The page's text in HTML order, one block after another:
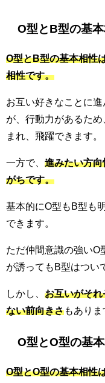
O型とB型の基本
O型とB型の基本相性
相性です。
お互い好きなことに
が、行動力があるた
まれ、飛躍できます。
一方で、 進みたい方
がちです。
基本的にO型もB型も
できます。
ただ仲間意識の強いO
が誘ってもB型はつい
しかし、 お互いがそ
ない前向きさもありま
O型とO型の基
O型とO型の基本相性